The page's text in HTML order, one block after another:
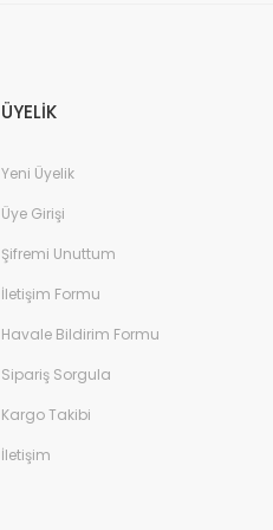
ÜYELİK
Yeni Üyelik
Üye Girişi
Şifremi Unuttum
İletişim Formu
Havale Bildirim Formu
Sipariş Sorgula
Kargo Takibi
İletişim